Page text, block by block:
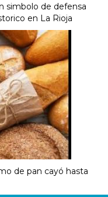
simbolo de defensa
en La Rioja
de pan cayó hasta